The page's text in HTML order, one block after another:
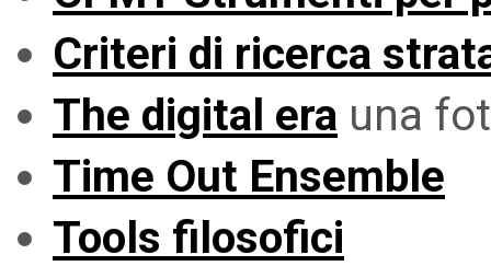
Criteri di ricerca
The digital era una
Time Out Ensemble
Tools filosofici